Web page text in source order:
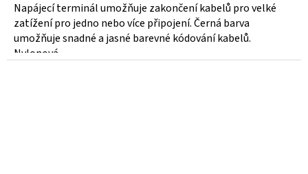
Napájecí terminál umožňuje zakončení kabelů pro velké
zatížení pro jedno nebo více připojení. Černá barva
umožňuje snadné a jasné barevné kódování kabelů.
Nylonová...